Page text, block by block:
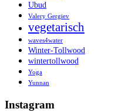
Ubud
Valery Gergiev
vegetarisch
waves4water
Winter-Tollwood
wintertollwood
Yoga
Yunnan
Instagram